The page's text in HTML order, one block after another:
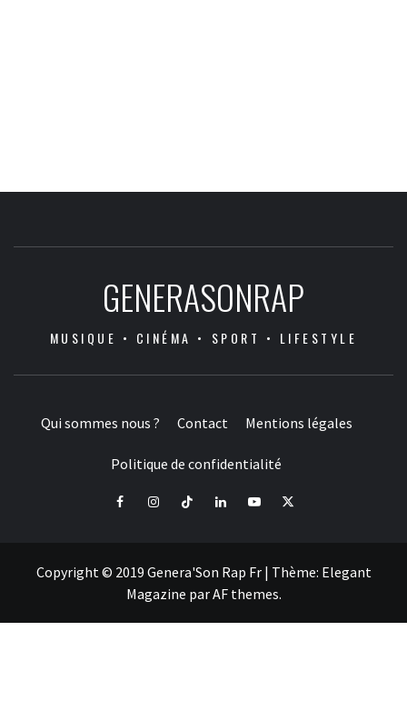
GENERASONRAP
MUSIQUE • CINÉMA • SPORT • LIFESTYLE
Qui sommes nous ? Contact Mentions légales
Politique de confidentialité
FacebookInstagramTiktok LinkedInYoutube
X
Copyright © 2019 Genera'Son Rap Fr | Thème: Elegant
Magazine parAF themes.